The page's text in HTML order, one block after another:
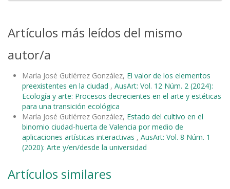
Artículos más leídos del mismo
autor/a
María José Gutiérrez González, El valor de los elementos
preexistentes en la ciudad , AusArt: Vol. 12 Núm. 2 (2024):
Ecología y arte: Procesos decrecientes en el arte y estéticas
para una transición ecológica
María José Gutiérrez González, Estado del cultivo en el
binomio ciudad-huerta de Valencia por medio de
aplicaciones artísticas interactivas , AusArt: Vol. 8 Núm. 1
(2020): Arte y/en/desde la universidad
Artículos similares